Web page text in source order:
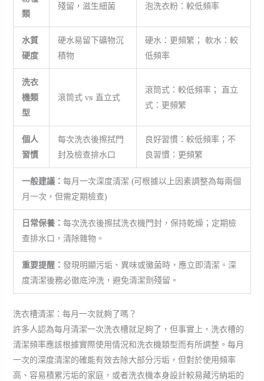
類
殘留，滋生細菌
泡洗衣粉：較低頻率
水質
硬度
硬水易留下礦物沉
積物
硬水：更頻繁； 軟水：較
低頻率
洗衣
機類
型
滾筒式 vs 直立式
滾筒式：較低頻率； 直立
式：更頻繁
個人
習慣
每次洗衣後擦拭門
封及檢查排水口
良好習慣：較低頻率；不
良習慣：更頻繁
一般建議： 每月一次深度清潔 (可根據以上因素調整為每兩個
月一次，但需定期檢查)
日常保養： 每次洗衣後擦拭洗衣機門封，保持乾燥；定期檢
查排水口，清除雜物。
重要提醒： 發現明顯污垢、異味或黴菌時，應立即清潔。深
度清潔後務必徹底沖洗，避免清潔劑殘留。
洗衣槽清潔：每月一次就夠了嗎？
許多人認為每月清潔一次洗衣槽就足夠了，但事實上，洗衣槽的
清潔頻率應該根據實際使用情況和洗衣機類型而有所調整。每月
一次的深度清潔的確能有效去除大部分污垢，但對於使用頻率
高、容易積累污垢的家庭，或者洗衣機本身設計較易藏污納垢的